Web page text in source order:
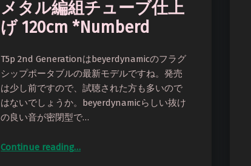
メタル編組チューブ仕上
げ 120cm *Numberd
T5p 2nd Generationはbeyerdynamicのフラグ
シップポータブルの最新モデルですね。発売
は少し前ですので、試聴された方も多いので
はないでしょうか。beyerdynamicらしい抜け
の良い音が密閉型で…
Continue reading…